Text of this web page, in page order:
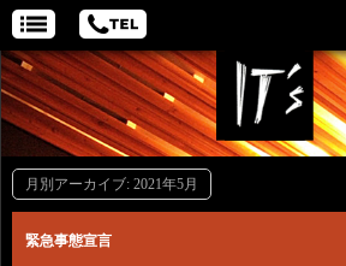
月別アーカイブ: 2021年5月
緊急事態宣言